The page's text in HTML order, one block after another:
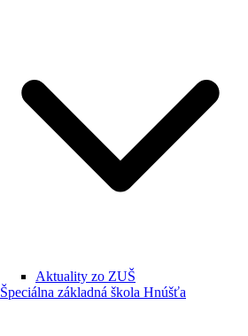
Aktuality zo ZUŠ
Špeciálna základná škola Hnúšťa